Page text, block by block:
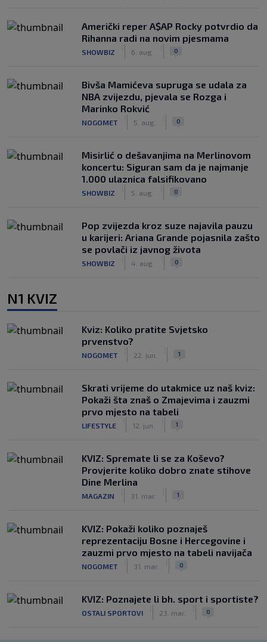
Američki reper A$AP Rocky potvrdio da
Rihanna radi na novim pjesmama
SHOWBIZ 6. aug. 0
Bivša Mamićeva supruga se udala za
NBA zvijezdu, pjevala se Rozga i
Marinko Rokvić
NOGOMET 5. aug. 0
Misirlić o dešavanjima na Merlinovom
koncertu: Siguran sam da je najmanje
1.000 ulaznica falsifikovano
SHOWBIZ 5. aug. 0
Pop zvijezda kroz suze najavila pauzu
u karijeri: Ariana Grande pojasnila zašto
se povlači iz javnog života
SHOWBIZ 4. aug. 0
N1 KVIZ
Kviz: Koliko pratite Svjetsko
prvenstvo?
NOGOMET 22. jun. 1
Skrati vrijeme do utakmice uz naš kviz:
Pokaži šta znaš o Zmajevima i zauzmi
prvo mjesto na tabeli
LIFESTYLE 12. jun. 1
KVIZ: Spremate li se za Koševo?
Provjerite koliko dobro znate stihove
Dine Merlina
MAGAZIN 31. mar. 1
KVIZ: Pokaži koliko poznaješ
reprezentaciju Bosne i Hercegovine i
zauzmi prvo mjesto na tabeli navijača
NOGOMET 31. mar. 0
KVIZ: Poznajete li bh. sport i sportiste?
OSTALI SPORTOVI 23. mar. 0